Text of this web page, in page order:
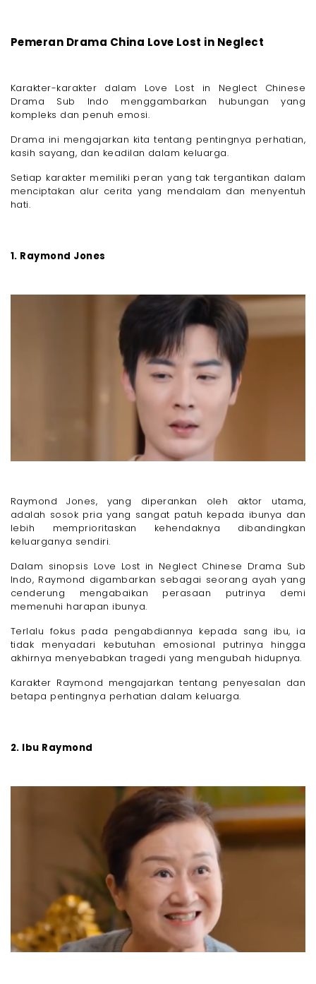
Pemeran Drama China Love Lost in Neglect
Karakter-karakter dalam Love Lost in Neglect Chinese
Drama Sub Indo menggambarkan hubungan yang
kompleks dan penuh emosi.
Drama ini mengajarkan kita tentang pentingnya perhatian,
kasih sayang, dan keadilan dalam keluarga.
Setiap karakter memiliki peran yang tak tergantikan dalam
menciptakan alur cerita yang mendalam dan menyentuh
hati.
1. Raymond Jones
Raymond Jones, yang diperankan oleh aktor utama,
adalah sosok pria yang sangat patuh kepada ibunya dan
lebih memprioritaskan kehendaknya dibandingkan
keluarganya sendiri.
Dalam sinopsis Love Lost in Neglect Chinese Drama Sub
Indo, Raymond digambarkan sebagai seorang ayah yang
cenderung mengabaikan perasaan putrinya demi
memenuhi harapan ibunya.
Terlalu fokus pada pengabdiannya kepada sang ibu, ia
tidak menyadari kebutuhan emosional putrinya hingga
akhirnya menyebabkan tragedi yang mengubah hidupnya.
Karakter Raymond mengajarkan tentang penyesalan dan
betapa pentingnya perhatian dalam keluarga.
2. Ibu Raymond